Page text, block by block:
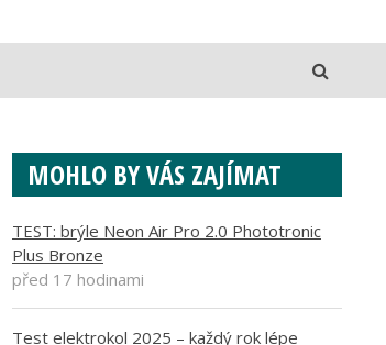
MOHLO BY VÁS ZAJÍMAT
TEST: brýle Neon Air Pro 2.0 Phototronic
Plus Bronze
před 17 hodinami
Test elektrokol 2025 – každý rok lépe